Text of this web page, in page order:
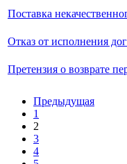
Поставка
Отказ от исполнения
Претензия о возврате
Предыдущая
1
2
3
4